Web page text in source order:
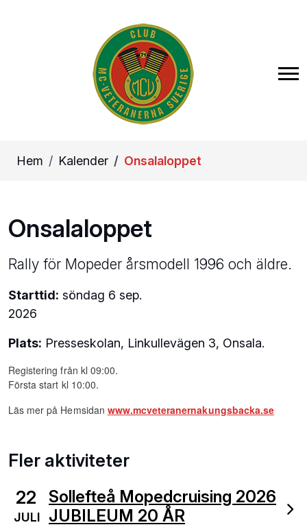
Hem Kalender Onsalaloppet
Onsalaloppet
Rally för Mopeder årsmodell 1996 och äldre.
Starttid: söndag 6 sep.
2026
Plats: Presseskolan, Linkullevägen 3, Onsala.
Registering från kl 09:00.
Första start kl 10:00.
Läs mer på Hemsidan www.mcveteranernakungsbacka.se
Fler aktiviteter
22
JULI
Sollefteå Mopedcruising 2026
JUBILEUM 20 ÅR